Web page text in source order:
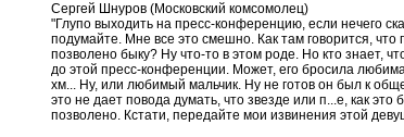
Сергей Шнуров (Московский комсомолец)
"Глупо выходить на пресс-конференцию, если нечего
подумайте. Мне все это смешно. Как там говорится,
позволено быку? Ну что-то в этом роде. Но кто знает,
до этой пресс-конференции. Может, его бросила
хм... Ну, или любимый мальчик. Ну не готов он был к
это не дает повода думать, что звезде или п...е, как это
позволено. Кстати, передайте мои извинения этой